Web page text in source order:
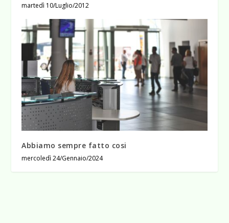
martedì 10/Luglio/2012
Abbiamo sempre fatto cosi
mercoledì 24/Gennaio/2024